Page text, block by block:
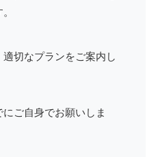
切なプランをご案内し
ご自身でお願いしま